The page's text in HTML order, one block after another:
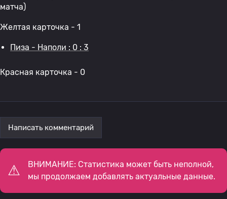
матча)
Желтая карточка - 1
Пиза - Наполи : 0 : 3
Красная карточка - 0
Написать комментарий
ВНИМАНИЕ: Статистика может быть неполной,
мы продолжаем добавлять актуальные данные.